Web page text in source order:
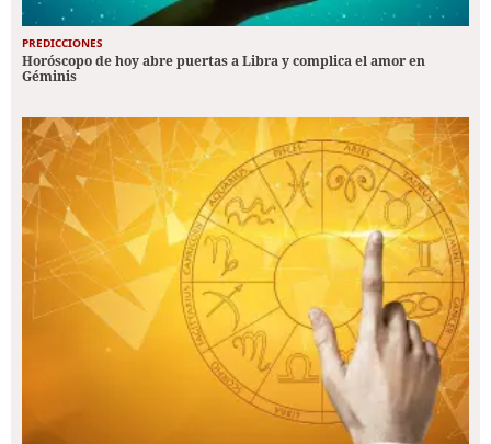
PREDICCIONES
Horóscopo de hoy abre puertas a Libra y complica el amor en
Géminis